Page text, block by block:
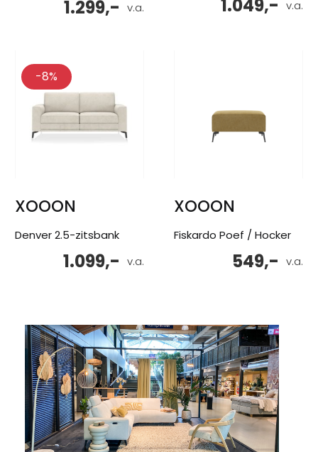
v.a.
1.299,- v.a.
1.049,-
-8%
XOOON
Denver 2.5-zitsbank
v.a.
1.099,-
XOOON
Fiskardo Poef / Hocker
v.a.
549,-